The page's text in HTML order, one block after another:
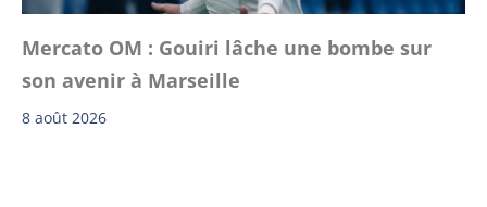
Mercato OM : Gouiri lâche une bombe sur
son avenir à Marseille
8 août 2026